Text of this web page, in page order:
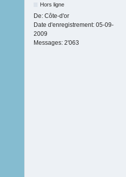
Hors ligne
De: Côte-d'or
Date d'enregistrement: 05-09-
2009
Messages: 2'063